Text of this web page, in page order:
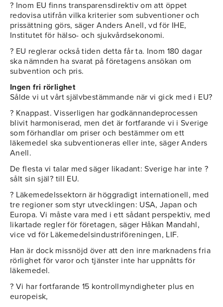
? Inom EU finns transparensdirektiv om att öppet
redovisa utifrån vilka kriterier som subventioner och
prissättning görs, säger Anders Anell, vd för IHE,
Institutet för hälso- och sjukvårdsekonomi.
? EU reglerar också tiden detta får ta. Inom 180 dagar
ska nämnden ha svarat på företagens ansökan om
subvention och pris.
Ingen fri rörlighet
Sålde vi ut vårt självbestämmande när vi gick med i EU?
? Knappast. Visserligen har godkännandeprocessen
blivit harmoniserad, men det är fortfarande vi i Sverige
som förhandlar om priser och bestämmer om ett
läkemedel ska subventioneras eller inte, säger Anders
Anell.
De flesta vi talar med säger likadant: Sverige har inte ?
sålt sin själ? till EU.
? Läkemedelssektorn är höggradigt internationell, med
tre regioner som styr utvecklingen: USA, Japan och
Europa. Vi måste vara med i ett sådant perspektiv, med
likartade regler för företagen, säger Håkan Mandahl,
vice vd för Läkemedelsindustriföreningen, LIF.
Han är dock missnöjd över att den inre marknadens fria
rörlighet för varor och tjänster inte har uppnåtts för
läkemedel.
? Vi har fortfarande 15 kontrollmyndigheter plus en
europeisk,